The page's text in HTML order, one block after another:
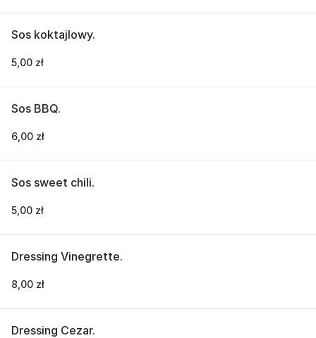
Sos koktajlowy.
5,00 zł
Sos BBQ.
6,00 zł
Sos sweet chili.
5,00 zł
Dressing Vinegrette.
8,00 zł
Dressing Cezar.